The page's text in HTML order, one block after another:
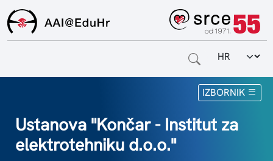
Odabir
IZBORNIK
Za krajnje korisnike
Za davatelje usluga
Ustanova "Končar - Institut za
elektrotehniku d.o.o."